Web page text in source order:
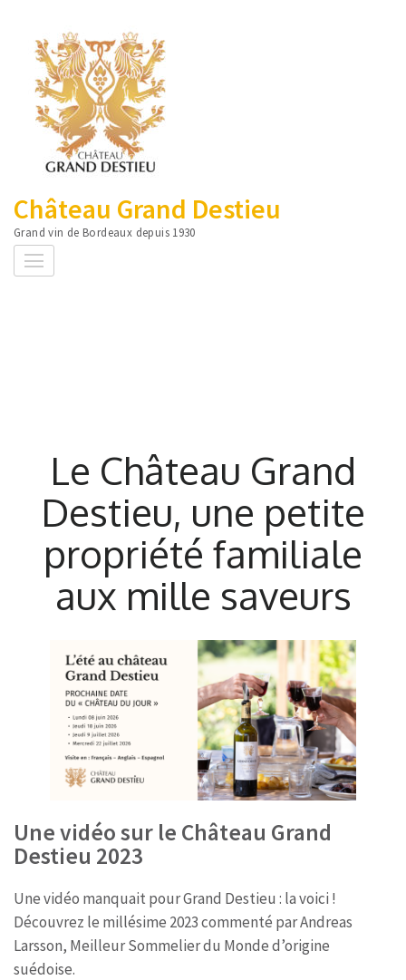
contenu
(Pressez
Entrée)
Château Grand Destieu
Grand vin de Bordeaux depuis 1930
Le Château Grand
Destieu, une petite
propriété familiale
aux mille saveurs
Une vidéo sur le Château Grand
Destieu 2023
Une vidéo manquait pour Grand Destieu : la voici !
Découvrez le millésime 2023 commenté par Andreas
Larsson, Meilleur Sommelier du Monde d’origine
suédoise.